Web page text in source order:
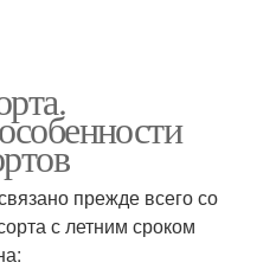
прежде всего со
с летним сроком